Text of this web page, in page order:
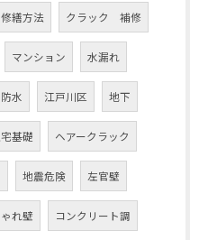
修繕方法 クラック 補修
マンション 水漏れ
防水 江戸川区 地下
基礎 ヘアークラック
地震危険 左官壁
れ壁 コンクリート調